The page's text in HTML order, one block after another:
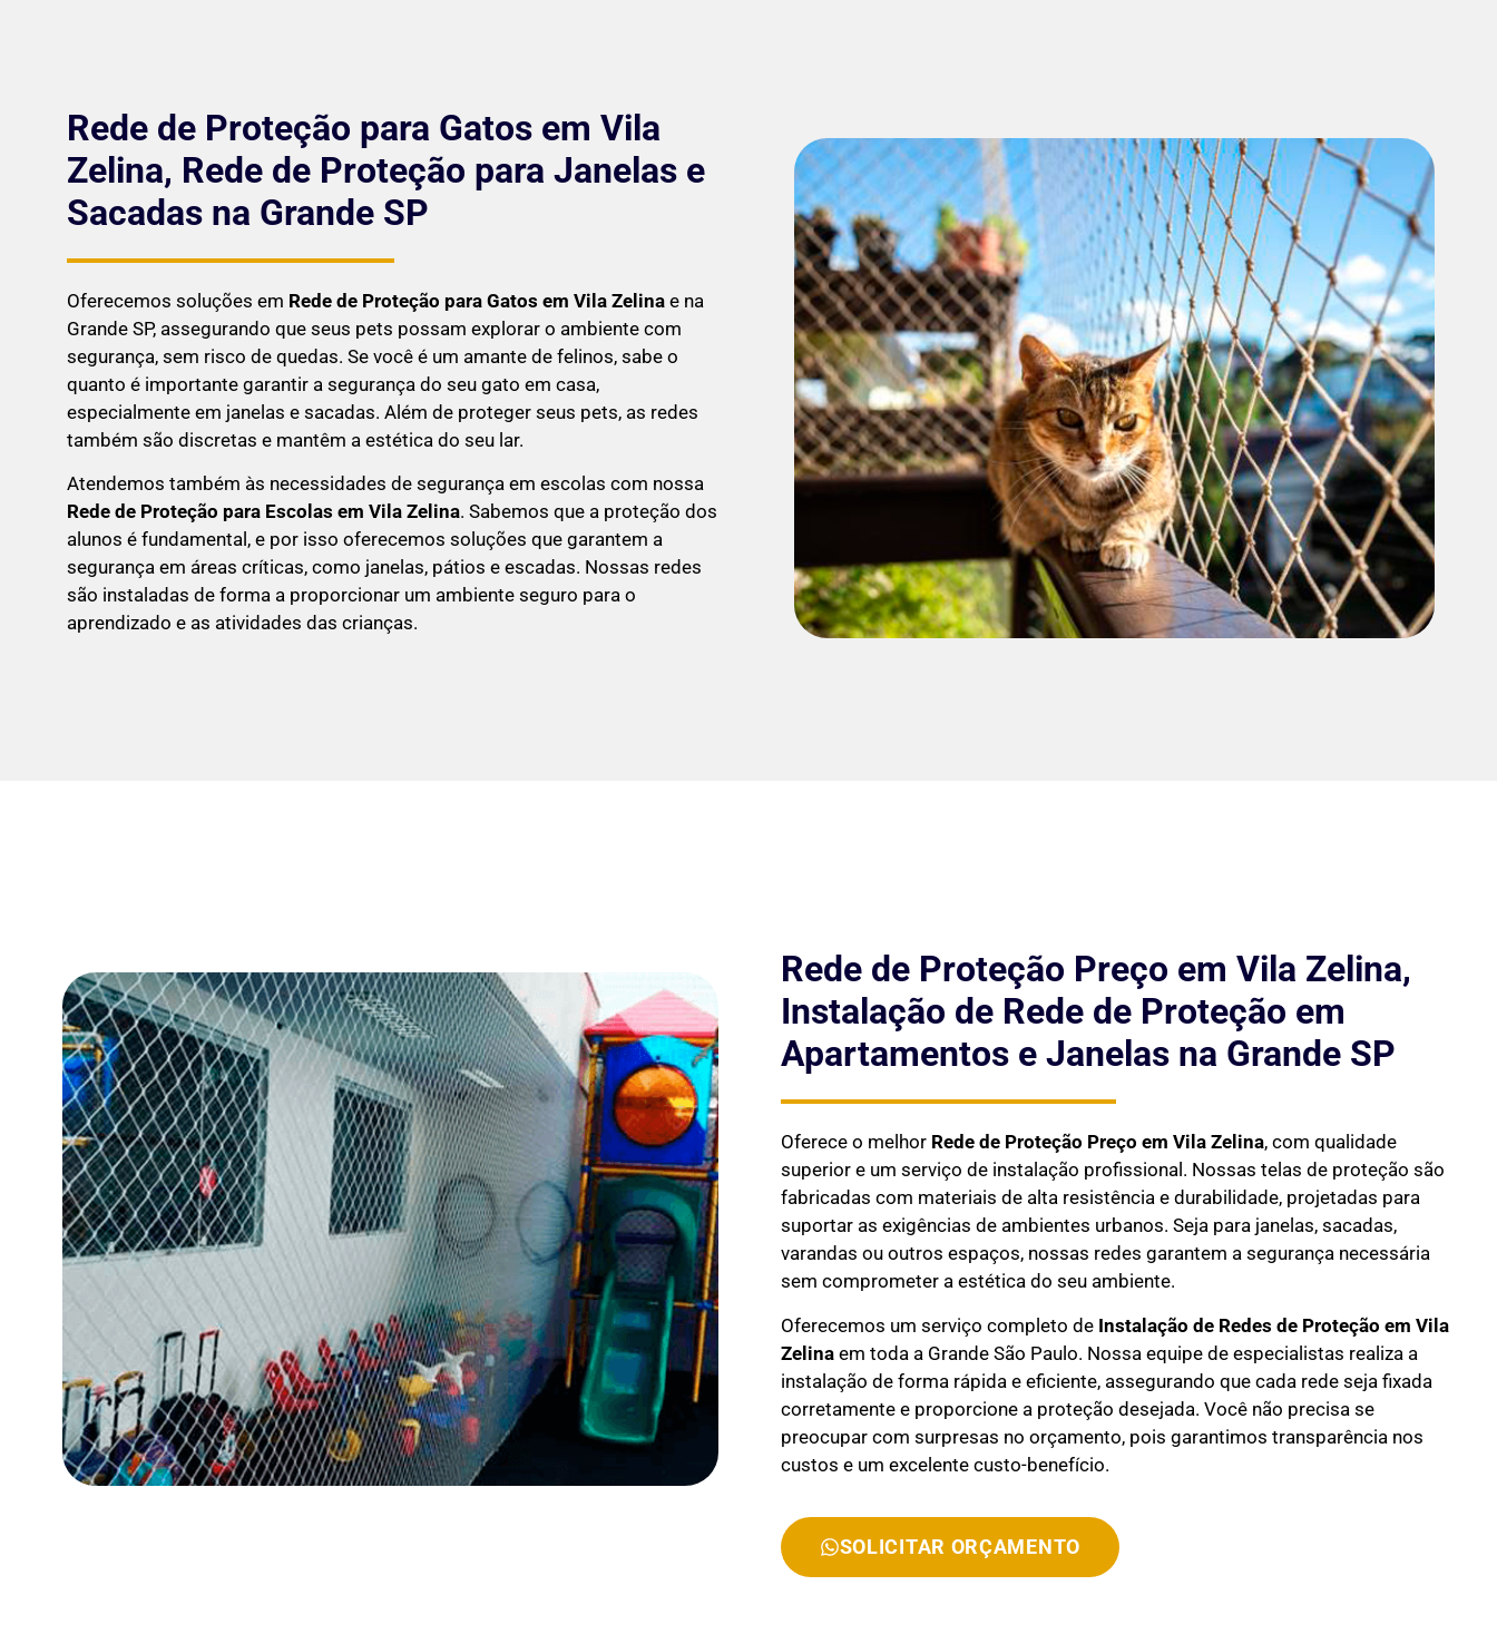
Rede de Proteção para Gatos em Vila
Zelina, Rede de Proteção para Janelas e
Sacadas na Grande SP
Oferecemos soluções em Rede de Proteção para Gatos em Vila Zelina e na
Grande SP, assegurando que seus pets possam explorar o ambiente com
segurança, sem risco de quedas. Se você é um amante de felinos, sabe o
quanto é importante garantir a segurança do seu gato em casa,
especialmente em janelas e sacadas. Além de proteger seus pets, as redes
também são discretas e mantêm a estética do seu lar.
Atendemos também às necessidades de segurança em escolas com nossa
Rede de Proteção para Escolas em Vila Zelina. Sabemos que a proteção dos
alunos é fundamental, e por isso oferecemos soluções que garantem a
segurança em áreas críticas, como janelas, pátios e escadas. Nossas redes
são instaladas de forma a proporcionar um ambiente seguro para o
aprendizado e as atividades das crianças.
Rede de Proteção Preço em Vila Zelina,
Instalação de Rede de Proteção em
Apartamentos e Janelas na Grande SP
Oferece o melhor Rede de Proteção Preço em Vila Zelina, com qualidade
superior e um serviço de instalação profissional. Nossas telas de proteção são
fabricadas com materiais de alta resistência e durabilidade, projetadas para
suportar as exigências de ambientes urbanos. Seja para janelas, sacadas,
varandas ou outros espaços, nossas redes garantem a segurança necessária
sem comprometer a estética do seu ambiente.
Oferecemos um serviço completo de Instalação de Redes de Proteção em Vila
Zelinaem toda a Grande São Paulo. Nossa equipe de especialistas realiza a
instalação de forma rápida e eficiente, assegurando que cada rede seja fixada
corretamente e proporcione a proteção desejada. Você não precisa se
preocupar com surpresas no orçamento, pois garantimos transparência nos
custos e um excelente custo-benefício.
SOLICITAR ORÇAMENTO